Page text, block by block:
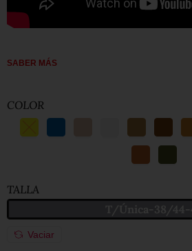
SABER MÁS
COLOR
TALLA
Vaciar